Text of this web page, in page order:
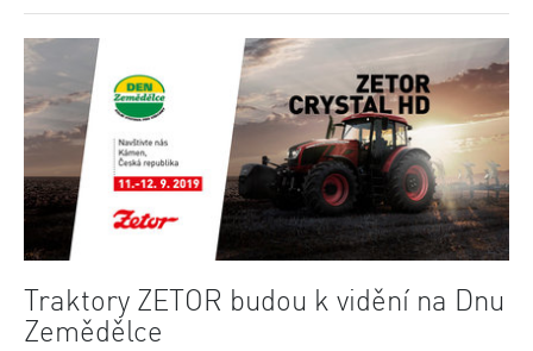
Traktory ZETOR budou k vidění na Dnu
Zemědělce